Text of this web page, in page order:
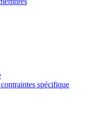
spécifique